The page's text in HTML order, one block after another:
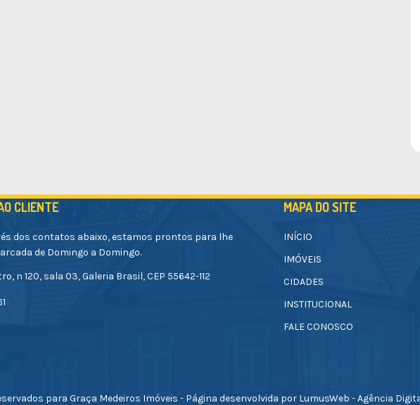
CLIENTE
dos contatos abaixo, estamos prontos para lhe
de Domingo a Domingo.
n 120, sala 03, Galeria Brasil, CEP 55642-112
MAPA DO SITE
INÍCIO
IMÓVEIS
CIDADES
INSTITUCIONAL
FALE CONOSCO
para Graça Medeiros Imóveis - Página desenvolvida por LumusWeb - Agência